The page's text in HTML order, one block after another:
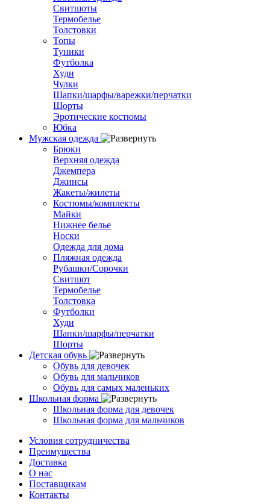
Свитшоты
Термобелье
Толстовки
Топы
Туники
Футболка
Худи
Чулки
Шапки/шарфы/варежки/перчатки
Шорты
Эротические костюмы
Юбка
Мужская одежда
Брюки
Верхняя одежда
Джемпера
Джинсы
Жакеты/жилеты
Костюмы/комплекты
Майки
Нижнее белье
Носки
Одежда для дома
Пляжная одежда
Рубашки/Сорочки
Свитшот
Термобелье
Толстовка
Футболки
Худи
Шапки/шарфы/перчатки
Шорты
Детская обувь
Обувь для девочек
Обувь для мальчиков
Обувь для самых маленьких
Школьная форма
Школьная форма для девочек
Школьная форма для мальчиков
Условия сотрудничества
Преимущества
Доставка
О нас
Поставщикам
Контакты